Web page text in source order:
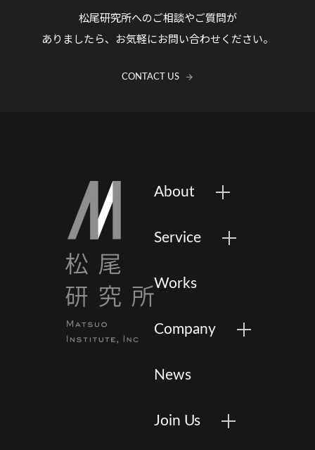
松尾研究所へのご相談やご質問が
ありましたら、お気軽にお問い合わせください。
CONTACT US
About
Service
Works
Company
News
Join Us